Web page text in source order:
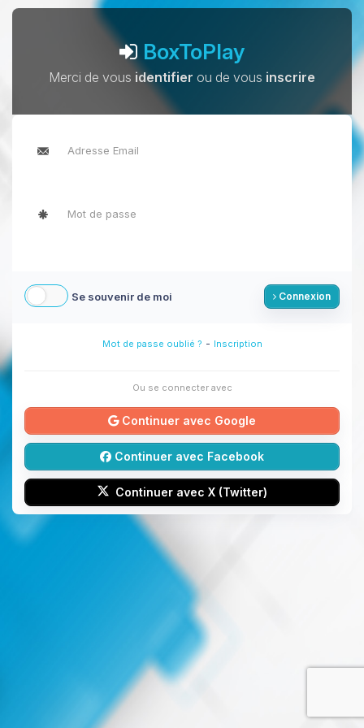
BoxToPlay
Merci de vous identifier ou de vous inscrire
Se souvenir de moi Connexion
Mot de passe oublié ? - Inscription
Ou se connecter avec
Continuer avec Google
Continuer avec Facebook
Continuer avec X (Twitter)